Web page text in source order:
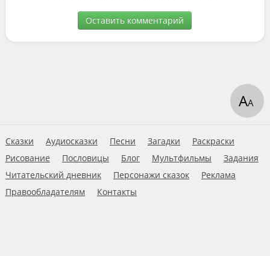
Оставить комментарий
Сказки Аудиосказки Песни Загадки
Раскраски
Рисование
Пословицы Блог Мультфильмы
Задания
Читательский дневник
Персонажи сказок
Реклама
Правообладателям
Контакты
АА